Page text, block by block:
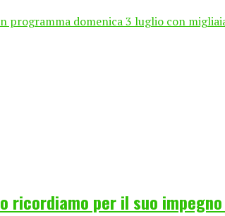
programma domenica 3 luglio con
ricordiamo per il suo